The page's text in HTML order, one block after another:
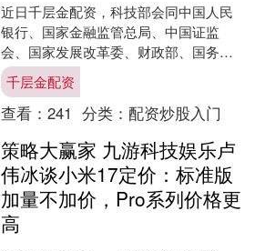
近日千层金配资，科技部会同中国人民
银行、国家金融监管总局、中国证监
会、国家发展改革委、财政部、国务院
国资委等七部门联合印发了《加快构建
科技金融体制有力支撑高水平....
千层金配资
查看： 241 分类： 配资炒股入门
策略大赢家 九游科技娱乐卢
伟冰谈小米17定价：标准版
加量不加价，Pro系列价格更
高